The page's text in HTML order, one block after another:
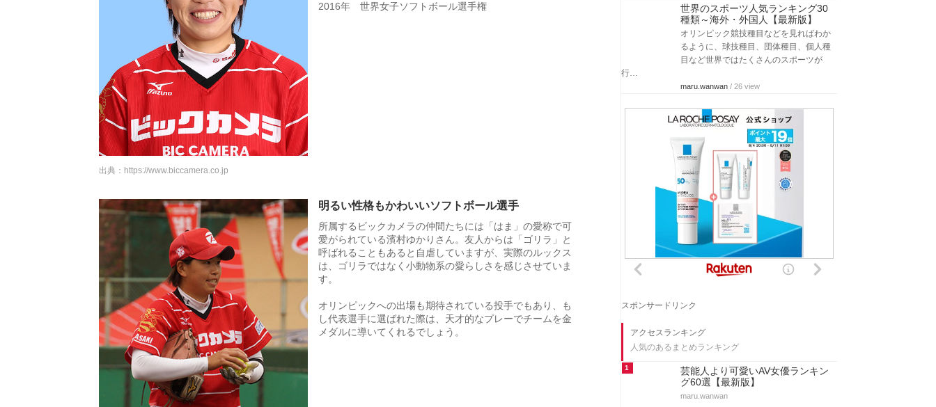
2016年 世界女子ソフトボール選手権
出典： https://www.biccamera.co.jp
明るい性格もかわいいソフトボール選手
所属するビックカメラの仲間たちには「はま」の愛称で可
愛がられている濱村ゆかりさん。友人からは「ゴリラ」と
呼ばれることもあると自虐していますが、実際のルックス
は、ゴリラではなく小動物系の愛らしさを感じさせていま
す。
オリンピックへの出場も期待されている投手でもあり、も
し代表選手に選ばれた際は、天才的なプレーでチームを金
メダルに導いてくれるでしょう。
世界のスポーツ人気ランキング30
種類～海外・外国人【最新版】
オリンピック競技種目などを見ればわか
るように、球技種目、団体種目、個人種
目など世界ではたくさんのスポーツが
行…
maru.wanwan / 26 view
スポンサードリンク
アクセスランキング
人気のあるまとめランキング
1
芸能人より可愛いAV女優ランキン
グ60選【最新版】
maru.wanwan